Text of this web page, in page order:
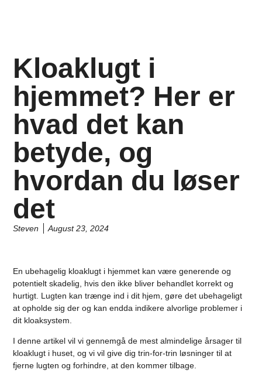
Kloaklugt i
hjemmet? Her er
hvad det kan
betyde, og
hvordan du løser
det
Steven August 23, 2024
En ubehagelig kloaklugt i hjemmet kan være generende og
potentielt skadelig, hvis den ikke bliver behandlet korrekt og
hurtigt. Lugten kan trænge ind i dit hjem, gøre det ubehageligt
at opholde sig der og kan endda indikere alvorlige problemer i
dit kloaksystem.
I denne artikel vil vi gennemgå de mest almindelige årsager til
kloaklugt i huset, og vi vil give dig trin-for-trin løsninger til at
fjerne lugten og forhindre, at den kommer tilbage.